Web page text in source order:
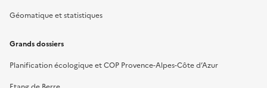
Géomatique et statistiques
Grands dossiers
Planification écologique et COP Provence-Alpes-Côte d’Azur